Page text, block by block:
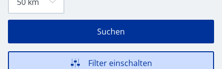
Suchen
Filter einschalten